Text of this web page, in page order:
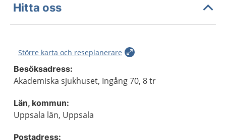
Hitta oss
Större karta och reseplanerare
Besöksadress:
Akademiska sjukhuset, Ingång 70, 8 tr
Län, kommun:
Uppsala län, Uppsala
Postadress: